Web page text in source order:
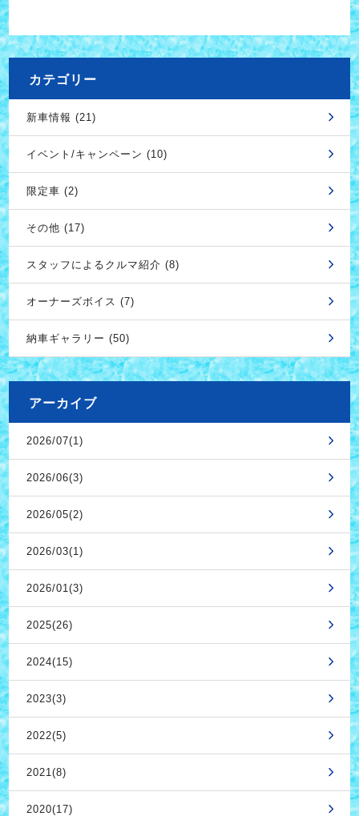
カテゴリー
新車情報 (21)
イベント/キャンペーン (10)
限定車 (2)
その他 (17)
スタッフによるクルマ紹介 (8)
オーナーズボイス (7)
納車ギャラリー (50)
アーカイブ
2026/07(1)
2026/06(3)
2026/05(2)
2026/03(1)
2026/01(3)
2025(26)
2024(15)
2023(3)
2022(5)
2021(8)
2020(17)